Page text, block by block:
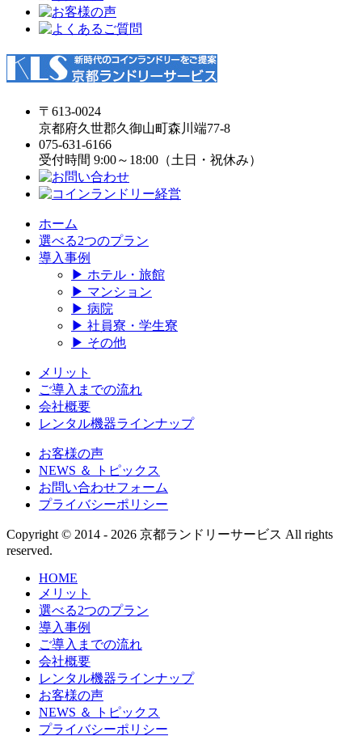
〒613-0024
京都府久世郡久御山町森川端77-8
075-631-6166
受付時間 9:00～18:00（土日・祝休み）
ホーム
選べる2つのプラン
導入事例
▶ ホテル・旅館
▶ マンション
▶ 病院
▶ 社員寮・学生寮
▶ その他
メリット
ご導入までの流れ
会社概要
レンタル機器ラインナップ
お客様の声
NEWS ＆ トピックス
お問い合わせフォーム
プライバシーポリシー
Copyright © 2014 - 2026 京都ランドリーサービス All rights
reserved.
HOME
メリット
選べる2つのプラン
導入事例
ご導入までの流れ
会社概要
レンタル機器ラインナップ
お客様の声
NEWS ＆ トピックス
プライバシーポリシー